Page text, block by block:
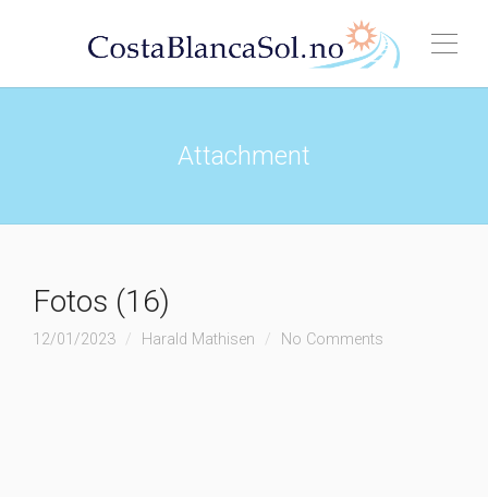
Attachment
Fotos (16)
12/01/2023 Harald Mathisen No Comments